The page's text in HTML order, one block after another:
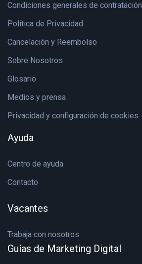
Condiciones generales de contratación
Política de Privacidad
Cancelación y Reembolso
Sobre Nosotros
Glosario
Medios y prensa
Privacidad y configuración de cookies
Ayuda
Centro de ayuda
Contacto
Vacantes
Trabaja con nosotros
Guías de Marketing Digital